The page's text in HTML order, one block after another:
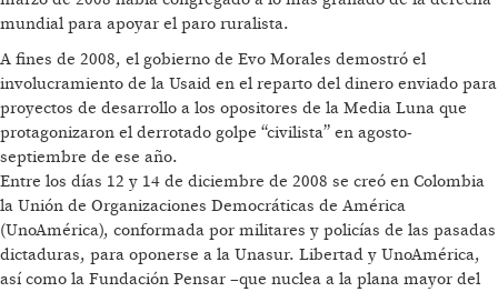
mundial para apoyar el paro ruralista.
A fines de 2008, el gobierno de Evo Morales demostró el
involucramiento de la Usaid en el reparto del dinero enviado para
proyectos de desarrollo a los opositores de la Media Luna que
protagonizaron el derrotado golpe “civilista” en agosto-
septiembre de ese año.
Entre los días 12 y 14 de diciembre de 2008 se creó en Colombia
la Unión de Organizaciones Democráticas de América
(UnoAmérica), conformada por militares y policías de las pasadas
dictaduras, para oponerse a la Unasur. Libertad y UnoAmérica,
así como la Fundación Pensar –que nuclea a la plana mayor del